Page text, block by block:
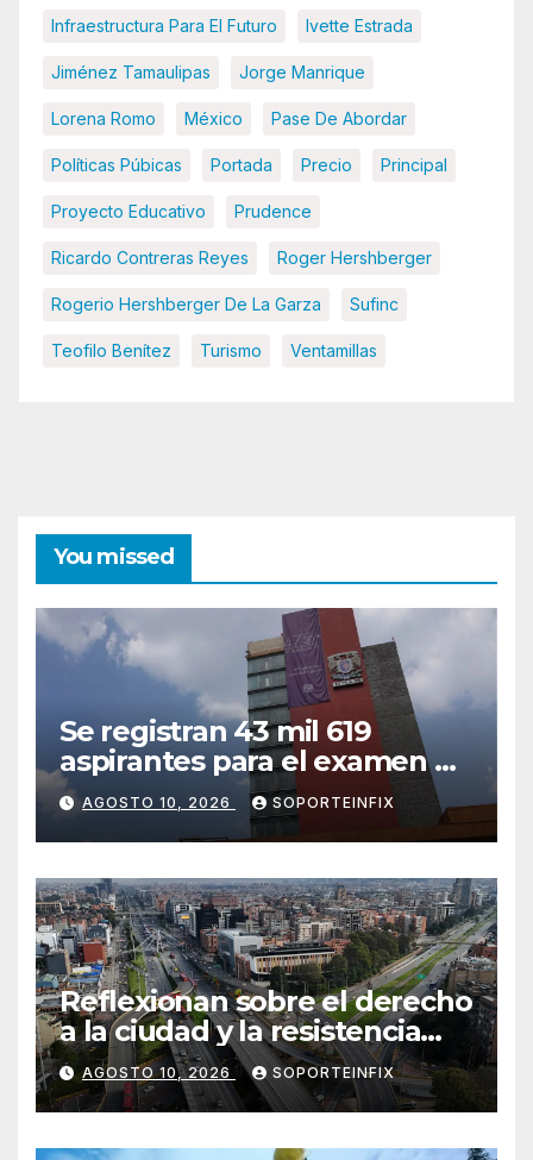
Infraestructura Para El Futuro Ivette Estrada
Jiménez Tamaulipas Jorge Manrique
Lorena Romo México Pase De Abordar
Políticas Púbicas Portada Precio Principal
Proyecto Educativo Prudence
Ricardo Contreras Reyes Roger Hershberger
Rogerio Hershberger De La Garza Sufinc
Teofilo Benítez Turismo Ventamillas
You missed
Se registran 43 mil 619
aspirantes para el examen de
ingreso a la UNAM; 74.3% del
total previo
AGOSTO 10, 2026 SOPORTEINFIX
Reflexionan sobre el derecho
a la ciudad y la resistencia
desde el barrio
AGOSTO 10, 2026 SOPORTEINFIX